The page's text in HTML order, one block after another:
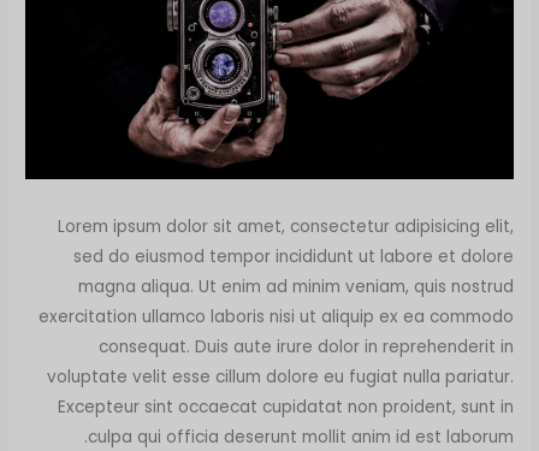
Lorem ipsum dolor sit amet, consectetur adipisicing elit,
sed do eiusmod tempor incididunt ut labore et dolore
magna aliqua. Ut enim ad minim veniam, quis nostrud
exercitation ullamco laboris nisi ut aliquip ex ea commodo
consequat. Duis aute irure dolor in reprehenderit in
voluptate velit esse cillum dolore eu fugiat nulla pariatur.
Excepteur sint occaecat cupidatat non proident, sunt in
culpa qui officia deserunt mollit anim id est laborum.